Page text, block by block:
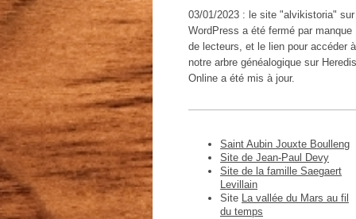
03/01/2023 : le site "alvikistoria" sur
WordPress a été fermé par manque
de lecteurs, et le lien pour accéder à
notre arbre généalogique sur Heredis
Online a été mis à jour.
Saint Aubin Jouxte Boulleng
Site de Jean-Paul Devy
Site de la famille Saegaert
Levillain
Site La vallée du Mars au fil
du temps